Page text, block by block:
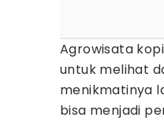
Agrowisata
untuk melihat
menikmatinya
bisa menjadi